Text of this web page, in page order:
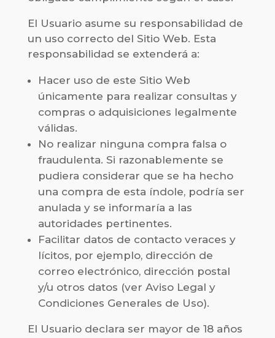
El Usuario asume su responsabilidad de
un uso correcto del Sitio Web. Esta
responsabilidad se extenderá a:
Hacer uso de este Sitio Web
únicamente para realizar consultas y
compras o adquisiciones legalmente
válidas.
No realizar ninguna compra falsa o
fraudulenta. Si razonablemente se
pudiera considerar que se ha hecho
una compra de esta índole, podría ser
anulada y se informaría a las
autoridades pertinentes.
Facilitar datos de contacto veraces y
lícitos, por ejemplo, dirección de
correo electrónico, dirección postal
y/u otros datos (ver Aviso Legal y
Condiciones Generales de Uso).
El Usuario declara ser mayor de 18 años